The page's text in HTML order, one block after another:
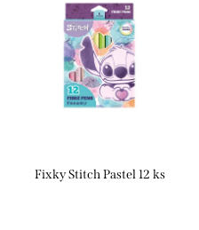
Fixky Stitch Pastel 12 ks